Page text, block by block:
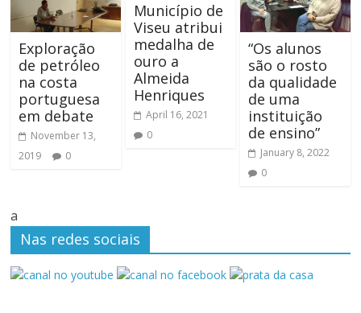
Exploração
de petróleo
na costa
portuguesa
em debate
November 13,
2019
0
Município de
Viseu atribui
medalha de
ouro a
Almeida
Henriques
April 16, 2021
0
“Os alunos
são o rosto
da qualidade
de uma
instituição
de ensino”
January 8, 2022
0
a
Nas redes sociais